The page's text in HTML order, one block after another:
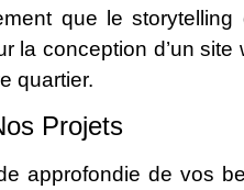
que le
la conception d’un
quartier.
Projets
approfondie de vos